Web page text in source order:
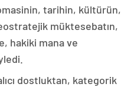
tarihin, kültürün,
müktesebatın,
hakiki mana ve
dostluktan, kategorik